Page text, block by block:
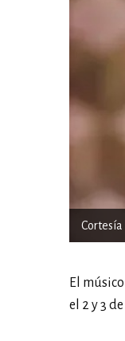
Cortesía
El
el 2 y 3